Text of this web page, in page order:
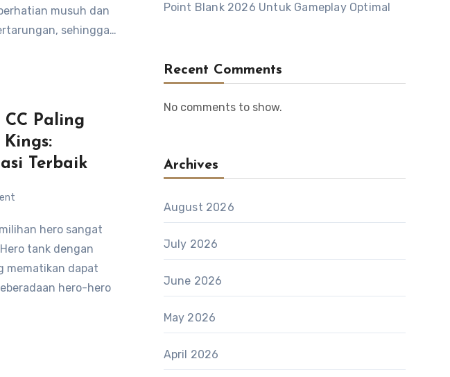
musuh dan
sehingga…
Paling
Terbaik
tank dengan
mematikan dapat
hero-hero
Point Blank 2026 Untuk Gameplay Optimal
Recent Comments
No comments to show.
Archives
August 2026
July 2026
June 2026
May 2026
April 2026